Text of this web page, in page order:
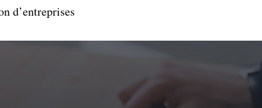
d’entreprises